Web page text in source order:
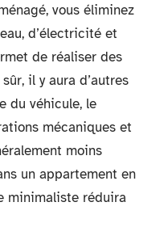
vous éliminez
d’électricité et
de réaliser des
il y aura d’autres
du véhicule, le
mécaniques et
moins
un appartement en
minimaliste réduira